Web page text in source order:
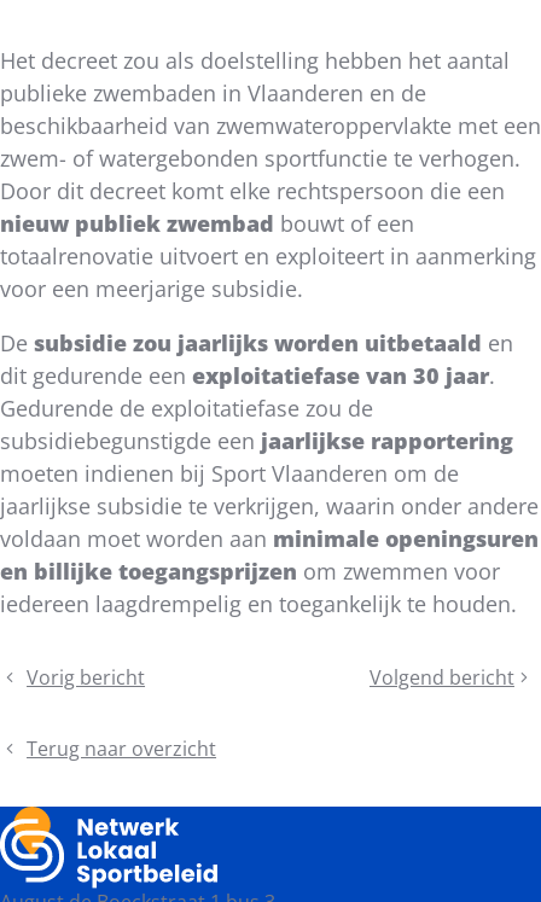
Het decreet zou als doelstelling hebben het aantal
publieke zwembaden in Vlaanderen en de
beschikbaarheid van zwemwateroppervlakte met een
zwem- of watergebonden sportfunctie te verhogen.
Door dit decreet komt elke rechtspersoon die een
nieuw publiek zwembad bouwt of een
totaalrenovatie uitvoert en exploiteert in aanmerking
voor een meerjarige subsidie.
De subsidie zou jaarlijks worden uitbetaald en
dit gedurende een exploitatiefase van 30 jaar.
Gedurende de exploitatiefase zou de
subsidiebegunstigde een jaarlijkse rapportering
moeten indienen bij Sport Vlaanderen om de
jaarlijkse subsidie te verkrijgen, waarin onder andere
voldaan moet worden aan minimale openingsuren
en billijke toegangsprijzen om zwemmen voor
iedereen laagdrempelig en toegankelijk te houden.
Deel
bericht
Vorig bericht
Lanceringsoproep
deelnemers
Sport
PRAXIS
Volgend bericht
Zet
the
Terug naar overzicht